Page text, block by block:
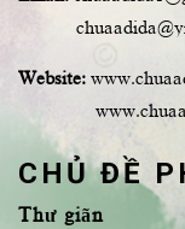
Website:
CHỦ ĐỀ
Thư giãn